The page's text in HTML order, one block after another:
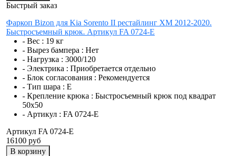
Быстрый заказ
Фаркоп Bizon для Kia Sorento II рестайлинг XM 2012-2020.
Быстросъемный крюк. Артикул FA 0724-E
- Вес : 19 кг
- Вырез бампера : Нет
- Нагрузка : 3000/120
- Электрика : Приобретается отдельно
- Блок согласования : Рекомендуется
- Тип шара : E
- Крепление крюка : Быстросъемный крюк под квадрат
50х50
- Артикул : FA 0724-E
Артикул FA 0724-E
16100 руб
В корзину